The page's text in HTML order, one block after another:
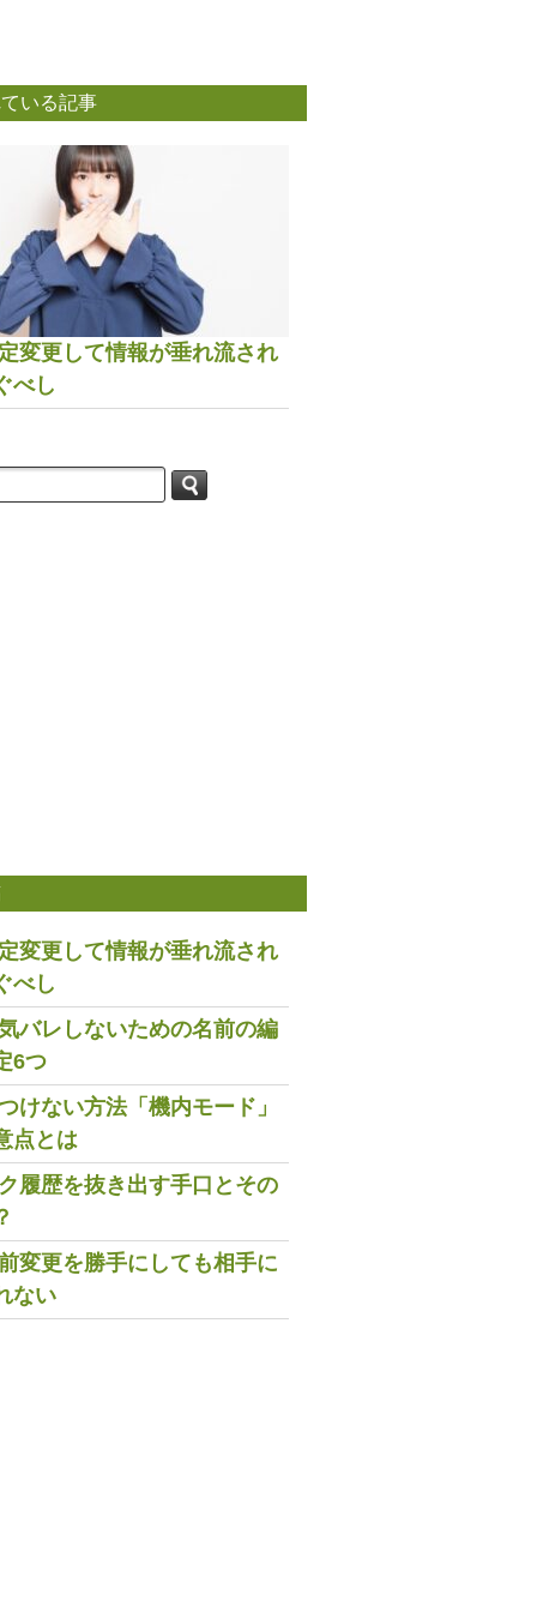
いる記事
変更して情報が垂れ流され
べし
変更して情報が垂れ流され
べし
バレしないための名前の編
6つ
けない方法「機内モード」
点とは
履歴を抜き出す手口とその
変更を勝手にしても相手に
ない